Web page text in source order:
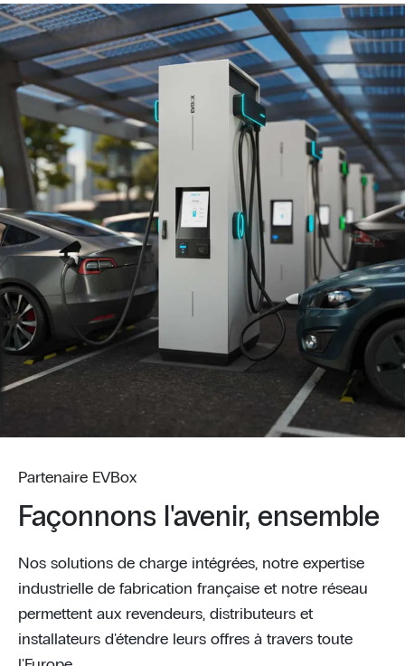
Partenaire EVBox
Façonnons l'avenir, ensemble
Nos solutions de charge intégrées, notre expertise
industrielle de fabrication française et notre réseau
permettent aux revendeurs, distributeurs et
installateurs d'étendre leurs offres à travers toute